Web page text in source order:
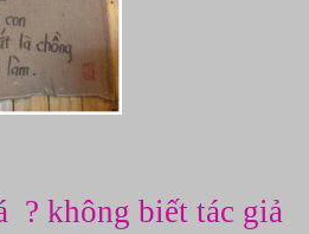
? không biết tác giả